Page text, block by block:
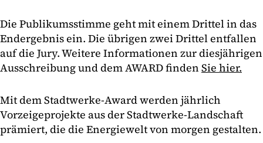
Die Publikumsstimme geht mit einem Drittel in das
Endergebnis ein. Die übrigen zwei Drittel entfallen
auf die Jury. Weitere Informationen zur diesjährigen
Ausschreibung und dem AWARD finden Sie hier.
Mit dem Stadtwerke-Award werden jährlich
Vorzeigeprojekte aus der Stadtwerke-Landschaft
prämiert, die die Energiewelt von morgen gestalten.